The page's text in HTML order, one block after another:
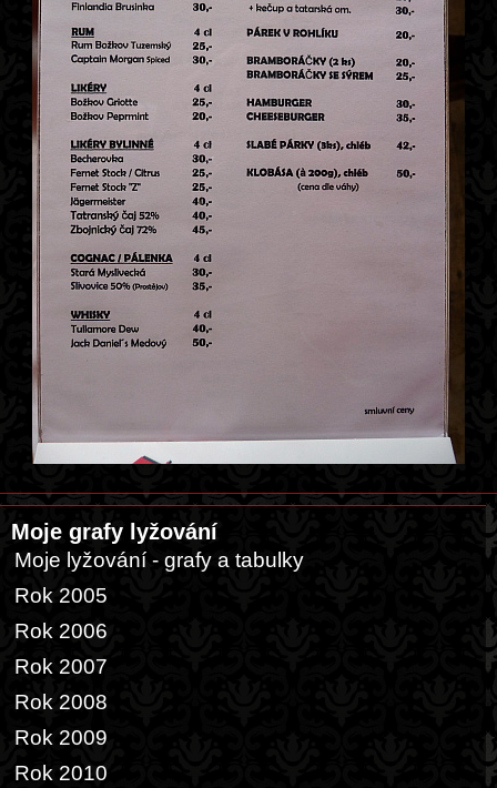
Moje grafy lyžování
Moje lyžování - grafy a tabulky
Rok 2005
Rok 2006
Rok 2007
Rok 2008
Rok 2009
Rok 2010